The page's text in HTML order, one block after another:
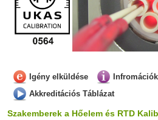
Igény elküldése
Akkreditációs Táblázat
Szakemberek a Hőelem és RTD